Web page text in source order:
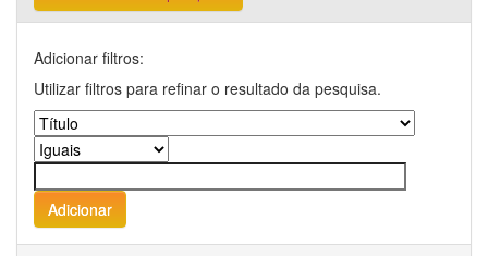
Adicionar filtros:
Utilizar filtros para refinar o resultado da pesquisa.